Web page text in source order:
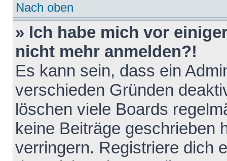
Nach oben
» Ich habe mich vor
nicht mehr anmelden?!
Es kann sein, dass ein
verschieden Gründen
löschen viele Boards
keine Beiträge geschrieben
verringern. Registriere dich